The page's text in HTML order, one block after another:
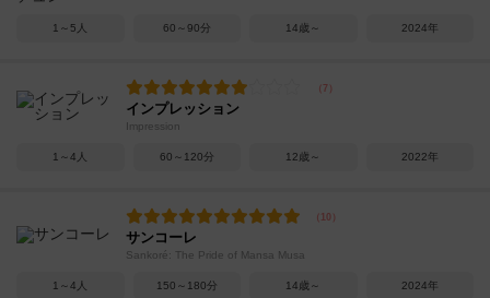
1～5人 60～90分 14歳～ 2024年
インプレッション
Impression
1～4人 60～120分 12歳～ 2022年
サンコーレ
Sankoré: The Pride of Mansa Musa
1～4人 150～180分 14歳～ 2024年